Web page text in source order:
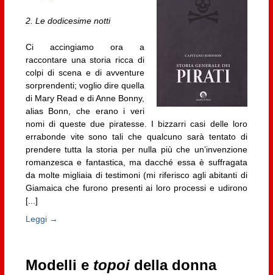
2. Le dodicesime notti
Ci accingiamo ora a
raccontare una storia ricca di
colpi di scena e di avventure
sorprendenti; voglio dire quella
di Mary Read e di Anne Bonny,
alias Bonn, che erano i veri
nomi di queste due piratesse. I bizzarri casi delle loro
errabonde vite sono tali che qualcuno sarà tentato di
prendere tutta la storia per nulla più che un’invenzione
romanzesca e fantastica, ma dacché essa è suffragata
da molte migliaia di testimoni (mi riferisco agli abitanti di
Giamaica che furono presenti ai loro processi e udirono
[...]
Leggi →
Modelli e topoidella donna